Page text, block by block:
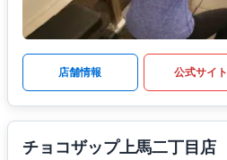
店舗情報 公式サイト
チョコザップ上馬二丁目店